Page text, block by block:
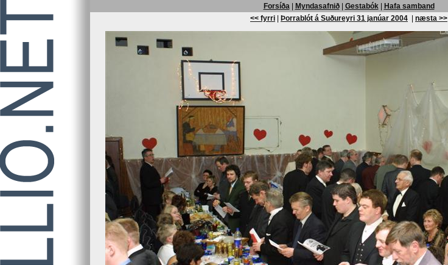
Forsíða| Myndasafnið| Gestabók|
Hafa samband
<< fyrri
Þorrablót á Suðureyri 31 janúar 2004 næsta >>